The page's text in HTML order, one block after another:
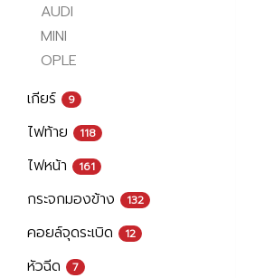
AUDI
MINI
OPLE
เกียร์
9
ไฟท้าย 118
ไฟหน้า 161
กระจกมองข้าง 132
คอยล์จุดระเบิด 12
หัวฉีด 7